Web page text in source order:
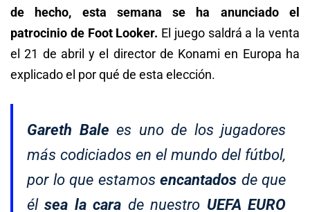
de hecho, esta semana se ha anunciado el
patrocinio de Foot Looker. El juego saldrá a la venta
el 21 de abril y el director de Konami en Europa ha
explicado el por qué de esta elección.
Gareth Bale es uno de los jugadores
más codiciados en el mundo del fútbol,
por lo que estamos encantados de que
élsea la cara de nuestro UEFA EURO